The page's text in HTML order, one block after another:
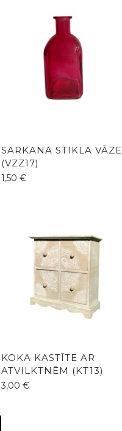
SARKANA STIKLA VĀZE
(VZZ17)
1,50 €
KOKA KASTĪTE AR
ATVILKTNĒM (KT13)
3,00 €